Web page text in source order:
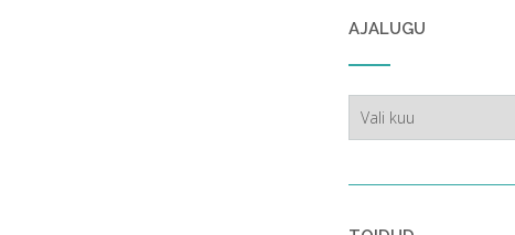
AJALUGU